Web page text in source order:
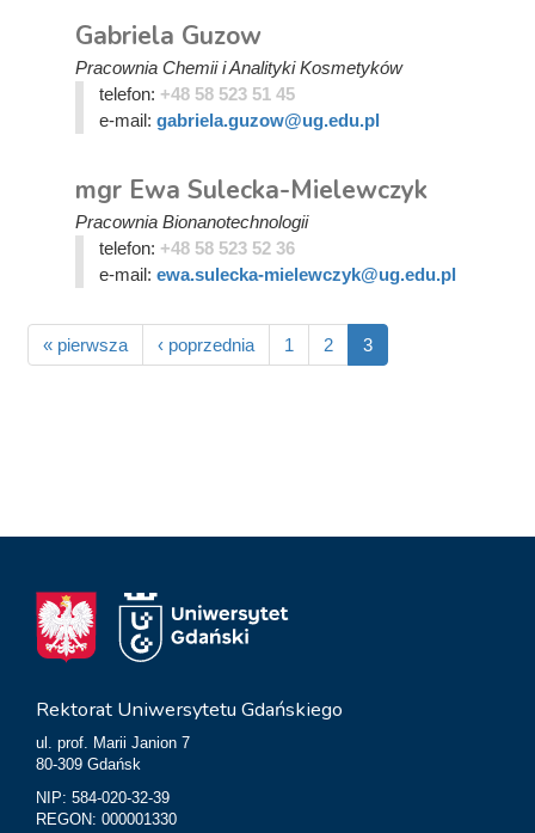
Gabriela Guzow
Pracownia Chemii i Analityki Kosmetyków
telefon: +48 58 523 51 45
e-mail: gabriela.guzow@ug.edu.pl
mgr Ewa Sulecka-Mielewczyk
Pracownia Bionanotechnologii
telefon: +48 58 523 52 36
e-mail: ewa.sulecka-mielewczyk@ug.edu.pl
« pierwsza ‹ poprzednia 1 2 3
Rektorat Uniwersytetu Gdańskiego
ul. prof. Marii Janion 7
80-309 Gdańsk
NIP: 584-020-32-39
REGON: 000001330